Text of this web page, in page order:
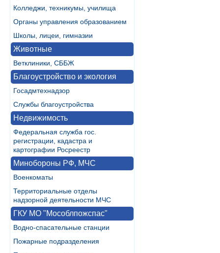
Колледжи, техникумы, училища
Органы управления образованием
Школы, лицеи, гимназии
Животные
Ветклиники, СББЖ
Благоустройство и экология
Госадмтехнадзор
Службы благоустройства
Недвижимость
Федеральная служба гос.
регистрации, кадастра и
картографии Росреестр
Минобороны РФ, МЧС
Военкоматы
Территориальные отделы
надзорной деятельности МЧС
ГКУ МО "Мособлпожспас"
Водно-спасательные станции
Пожарные подразделения